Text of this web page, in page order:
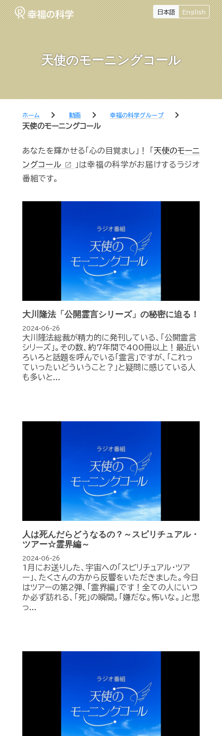
日本語 English
天使のモーニングコール
ホーム chevron_right 動画 chevron_right 幸福の科学グループ chevron_right
天使のモーニングコール
あなたを輝かせる「心の目覚まし」！ 「 天使のモーニ
ングコール
open_in_new
」は幸福の科学がお届けするラジオ
番組です。
大川隆法「公開霊言シリーズ」の秘密に迫る！
2024-06-26
大川隆法総裁が精力的に発刊している、「公開霊言
シリーズ」。その数、約7年間で400冊以上！最近い
ろいろと話題を呼んでいる「霊言」ですが、「これっ
ていったいどういうこと？」と疑問に感じている人
も多いと...
人は死んだらどうなるの？～スピリチュアル・
ツアー☆霊界編～
2024-06-26
1月にお送りした、宇宙への「スピリチュアル・ツア
ー」、たくさんの方から反響をいただきました。今日
はツアーの第2弾、「霊界編」です！全ての人にいつ
か必ず訪れる、「死」の瞬間。「嫌だな。怖いな。」と思
っ...